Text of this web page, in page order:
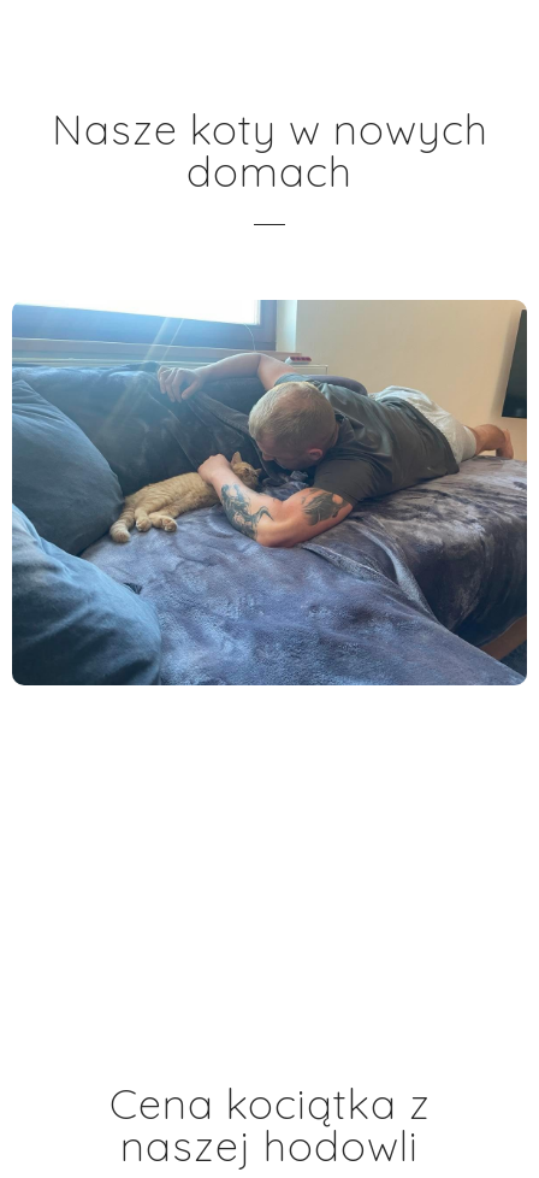
Nasze koty w nowych
domach
Cena kociątka z
naszej hodowli